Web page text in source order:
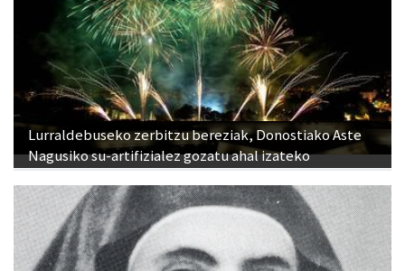
Lurraldebuseko zerbitzu bereziak, Donostiako Aste
Nagusiko su-artifizialez gozatu ahal izateko